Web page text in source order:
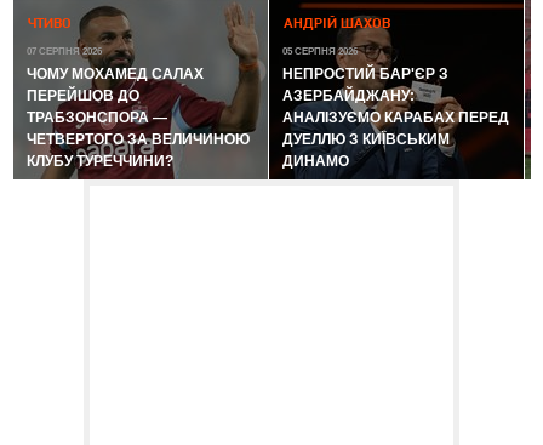
ЧТИВО
07 СЕРПНЯ 2026
ЧОМУ МОХАМЕД САЛАХ
ПЕРЕЙШОВ ДО
ТРАБЗОНСПОРА —
ЧЕТВЕРТОГО ЗА ВЕЛИЧИНОЮ
КЛУБУ ТУРЕЧЧИНИ?
АНДРІЙ ШАХОВ
05 СЕРПНЯ 2026
НЕПРОСТИЙ БАР'ЄР З
АЗЕРБАЙДЖАНУ:
АНАЛІЗУЄМО КАРАБАХ ПЕРЕД
ДУЕЛЛЮ З КИЇВСЬКИМ
ДИНАМО